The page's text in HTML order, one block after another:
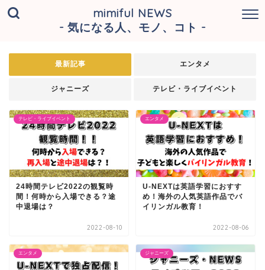
mimiful NEWS
- 気になる人、モノ、コト -
最新記事 エンタメ
ジャニーズ テレビ・ライブイベント
テレビ・ライブイベント
24時間テレビ2022の観覧時
間！何時から入場できる？途
中退場は？
2022-08-10
エンタメ
U-NEXTは英語学習におすす
め！海外の人気英語作品でバ
イリンガル教育！
2022-08-06
エンタメ ジャニーズ